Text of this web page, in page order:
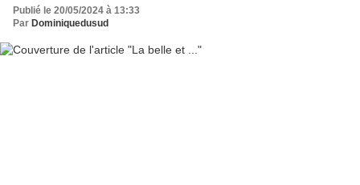
Publié le 20/05/2024 à 13:33
Par Dominiquedusud